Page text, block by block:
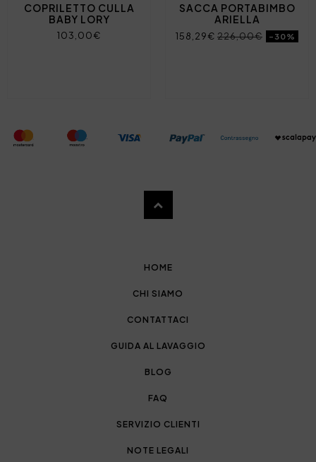
COPRILETTO CULLA
BABY LORY
103,00€
SACCA PORTABIMBO
ARIELLA
158,29€ 226,00€ -30%
HOME
CHI SIAMO
CONTATTACI
GUIDA AL LAVAGGIO
BLOG
FAQ
SERVIZIO CLIENTI
NOTE LEGALI